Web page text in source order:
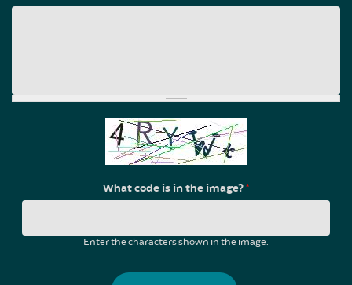
What code is in the image?*
Enter the characters shown in the image.